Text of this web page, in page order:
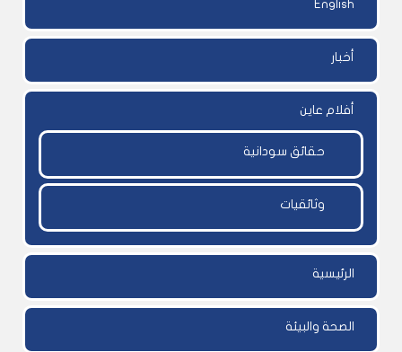
English
أخبار
أفلام عاين
حقائق سودانية
وثائقيات
الرئيسية
الصحة والبيئة